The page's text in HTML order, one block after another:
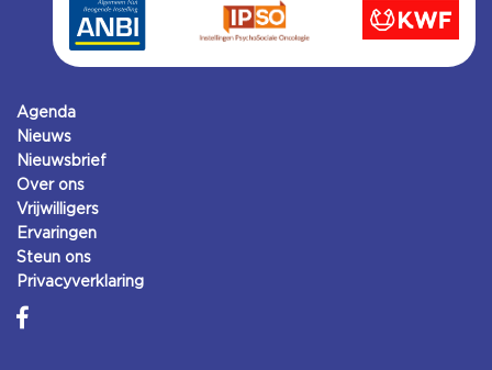
Agenda
Nieuws
Nieuwsbrief
Over ons
Vrijwilligers
Ervaringen
Steun ons
Privacyverklaring